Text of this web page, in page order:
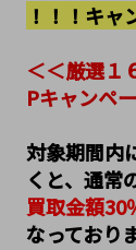
！！！キャ
＜＜厳選１
Pキャンペ
対象期間内
くと、通常
買取金額30
なっており